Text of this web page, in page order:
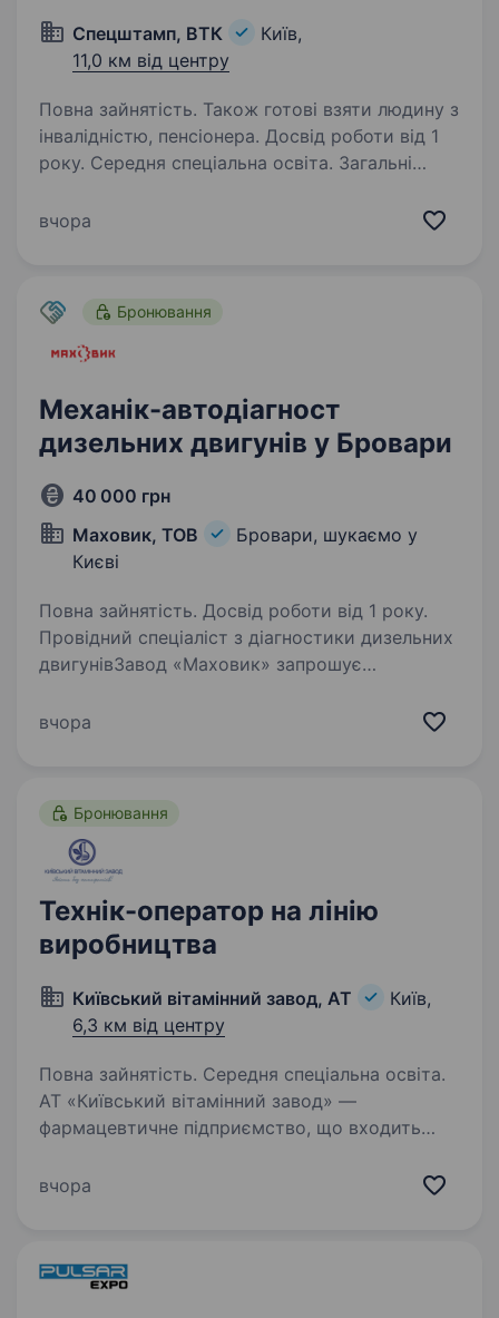
Спецштамп, ВТК
Київ,
11,0 км від центру
Повна зайнятість. Також готові взяти людину з
інвалідністю, пенсіонера. Досвід роботи від 1
року. Середня спеціальна освіта. Загальні
на прес та налагодження виробництва деталі
Чоловік без шкідливих звичок, уважність,…
вчора
Бронювання
Механік-автодіагност
дизельних двигунів у Бровари
40 000 грн
Маховик, ТОВ
Бровари, шукаємо у
Києві
Повна зайнятість. Досвід роботи від 1 року.
Провідний спеціаліст з діагностики дизельних
двигунівЗавод «Маховик» запрошує
глибоко розуміє принцип роботи сучасних
вчора
Бронювання
Технік-оператор на лінію
виробництва
Київський вітамінний завод, АТ
Київ,
6,3 км від центру
Повна зайнятість. Середня спеціальна освіта.
АТ «Київський вітамінний завод» —
фармацевтичне підприємство, що входить
підприємств України. У нас є великі успіхи,
вчора